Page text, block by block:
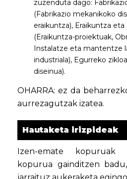
zuzenduta dago:
(Fabrikazio mekanikoko
eraikuntza), Eraikuntza eta
(Eraikuntza-proiektuak,
Instalatze eta mantentze
industriala), Egurreko
diseinua).
OHARRA: ez da
aurrezagutzak izatea.
Hautaketa irizpideak
Izen-emate kopuruak
kopurua gainditzen